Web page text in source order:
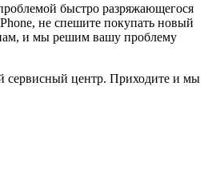
быстро разряжающегося
не спешите покупать новый
и мы решим вашу проблему
центр. Приходите и мы